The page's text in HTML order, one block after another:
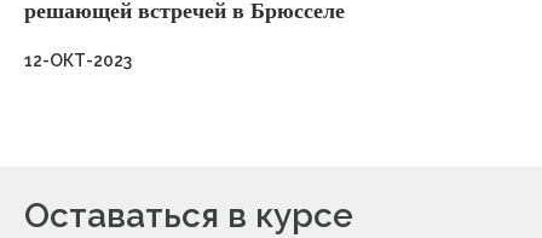
решающей встречей в Брюсселе
12-ОКТ-2023
Оставаться в курсе